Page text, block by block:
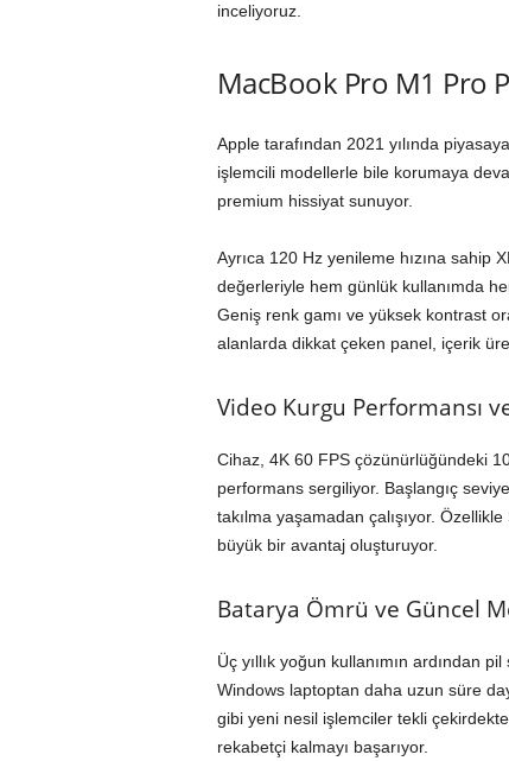
inceliyoruz.
MacBook Pro M1 Pro
Apple tarafından 2021 yılında
işlemcili modellerle bile korumaya
premium hissiyat sunuyor.
Ayrıca 120 Hz yenileme hızına sahip
değerleriyle hem günlük kullanımda
Geniş renk gamı ve yüksek kontrast
alanlarda dikkat çeken panel, içerik
Video Kurgu Performansı
Cihaz, 4K 60 FPS çözünürlüğündeki
performans sergiliyor. Başlangıç
takılma yaşamadan çalışıyor.
büyük bir avantaj oluşturuyor.
Batarya Ömrü ve Güncel
Üç yıllık yoğun kullanımın ardından
Windows laptoptan daha uzun süre
gibi yeni nesil işlemciler tekli
rekabetçi kalmayı başarıyor.